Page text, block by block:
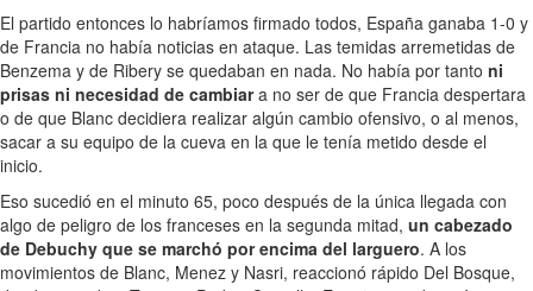
El partido entonces lo habríamos firmado todos, España ganaba 1-0 y
de Francia no había noticias en ataque. Las temidas arremetidas de
Benzema y de Ribery se quedaban en nada. No había por tanto ni
prisas ni necesidad de cambiara no ser de que Francia despertara
o de que Blanc decidiera realizar algún cambio ofensivo, o al menos,
sacar a su equipo de la cueva en la que le tenía metido desde el
inicio.
Eso sucedió en el minuto 65, poco después de la única llegada con
algo de peligro de los franceses en la segunda mitad, un cabezado
de Debuchy que se marchó por encima del larguero. A los
movimientos de Blanc, Menez y Nasri, reaccionó rápido Del Bosque,